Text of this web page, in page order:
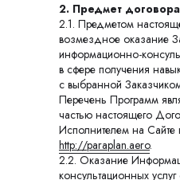
2. Предмет
2.1. Предметом
возмездное оказание
информационно-
в сфере получения
с выбранной
Перечень Программ
частью настоящего
Исполнителем на Сайте
http://paraplan.aero.
2.2. Оказание
консультационных